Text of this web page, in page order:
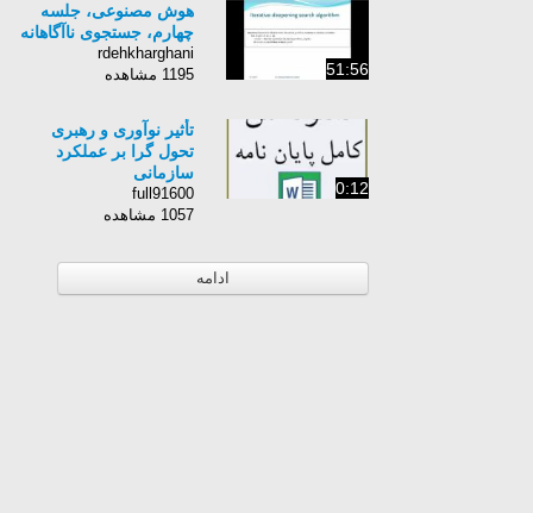
51:56
هوش مصنوعی، جلسه
چهارم، جستجوی ناآگاهانه
rdehkharghani
1195 مشاهده
0:12
تأثیر نوآوری و رهبری
تحول گرا بر عملکرد
سازمانی
full91600
1057 مشاهده
ادامه